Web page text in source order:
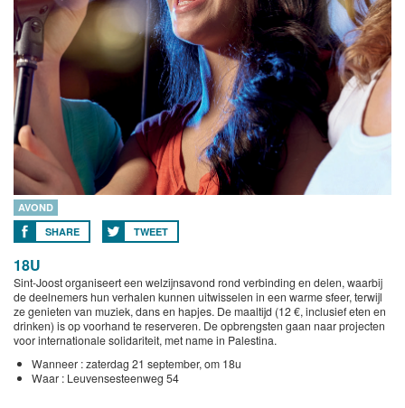
AVOND
SHARE
TWEET
18U
Sint-Joost organiseert een welzijnsavond rond verbinding en delen, waarbij
de deelnemers hun verhalen kunnen uitwisselen in een warme sfeer, terwijl
ze genieten van muziek, dans en hapjes. De maaltijd (12 €, inclusief eten en
drinken) is op voorhand te reserveren. De opbrengsten gaan naar projecten
voor internationale solidariteit, met name in Palestina.
Wanneer : zaterdag 21 september, om 18u
Waar : Leuvensesteenweg 54